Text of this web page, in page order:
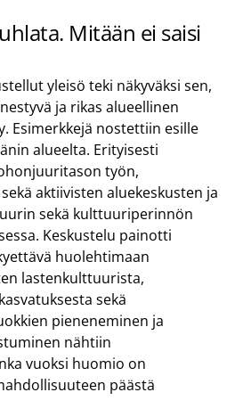
Mitään ei saisi
yleisö teki näkyväksi sen,
ja rikas alueellinen
Esimerkkejä nostettiin esille
alueelta. Erityisesti
työn,
aktiivisten aluekeskusten ja
sekä kulttuuriperinnön
Keskustelu painotti
huolehtimaan
lastenkulttuurista,
sekä
pieneneminen ja
nähtiin
vuoksi huomio on
päästä